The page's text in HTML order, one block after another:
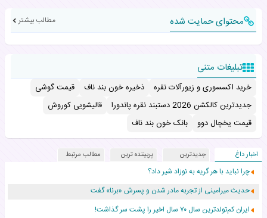
محتوای حمایت شده مطالب بیشتر
تبلیغات متنی
خرید اکسسوری و زیورآلات نقره ذخیره خون بند ناف
قیمت گوشی
جدیدترین کالکشن 2026 دستبند نقره پاندورا
قالیشویی کوروش
قیمت یخچال دوو
بانک خون بند ناف
اخبار داغ جدیدترین پربیننده ترین مطالب مرتبط
چرا نباید با هر گریه به نوزاد شیر داد؟
حدیث میرامینی از تجربه مادر شدن و پسرش «برنا» گفت
ایران کم‌تولدترین سال ۷۰ سال اخیر را پشت سر گذاشت!